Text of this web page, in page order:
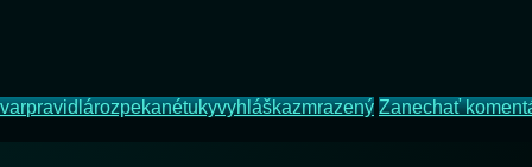
pravidlározpekanétukyvyhláškazmrazený Zanechať